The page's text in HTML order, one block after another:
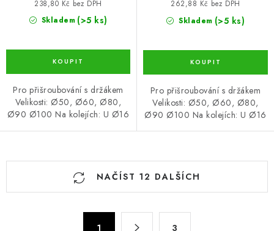
Skladem (>5 ks)
238,80 Kč bez DPH
Pro přišroubování s držákem
Velikosti: Ø50, Ø60, Ø80,
Ø90 Ø100 Na kolejích: U Ø16
Skladem (>5 ks)
262,88 Kč bez DPH
Pro přišroubování s držákem
Velikosti: Ø50, Ø60, Ø80,
Ø90 Ø100 Na kolejích: U Ø16
O
NAČÍST 12 DALŠÍCH
1 3